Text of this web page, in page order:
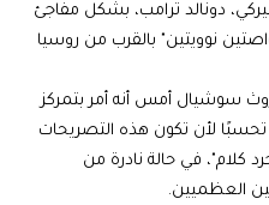
دونالد ترامب، بشكل مفاجئ
نوويتين" بالقرب من روسيا
سوشيال أمس أنه أمر بتمركز
تحسبًا لأن تكون هذه التصريحات
كلام"، في حالة نادرة من
العظميين.